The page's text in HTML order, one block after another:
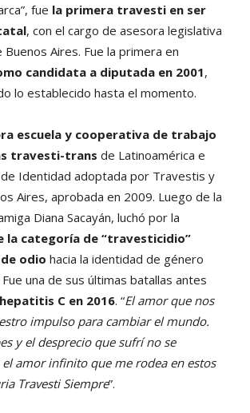
fue la primera travesti en ser
, con el cargo de asesora legislativa
Buenos Aires. Fue la primera en
candidata a diputada en 2001,
lo establecido hasta el momento.
escuela y cooperativa de trabajo
travesti-trans de Latinoamérica e
Identidad adoptada por Travestis y
Aires, aprobada en 2009. Luego de la
Diana Sacayán, luchó por la
la categoría de “travesticidio”
odio hacia la identidad de género
una de sus últimas batallas antes
C en 2016. “El amor que nos
impulso para cambiar el mundo.
y el desprecio que sufrí no se
amor infinito que me rodea en estos
Travesti Siempre”.